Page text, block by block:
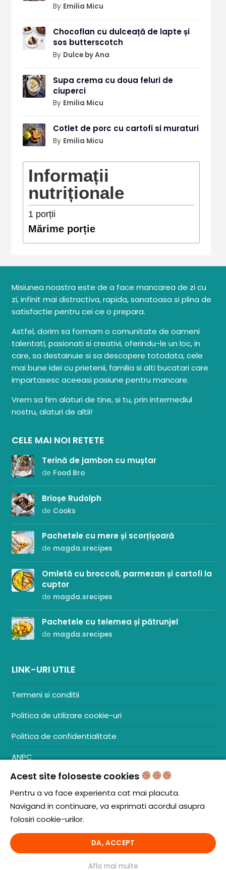
By Emilia Micu
Chocoflan cu dulceață de lapte și
sos butterscotch
By Dulce by Ana
Supa crema cu doua feluri de
ciuperci
By Emilia Micu
Cotlet de porc cu cartofi si muraturi
By Emilia Micu
Informații
nutriționale
1porții
Mărime porție
Misiunea noastra este de a face mancarea de zi cu
zi, infinit mai distractiva, rapida, sanatoasa si plina de
satisfactie pentru cei ce o prepara.
Astfel, dorim sa formam o comunitate de oameni
talentati, pasionati si creativi, oferindu-le un loc, in
care, sa destainuie si sa descopere totodata, cele
mai bune idei cu prietenii, familia si alti bucatari care
impartasesc aceeasi pasiune pentru mancare.
Vrem sa fim alaturi de tine, si tu, prin intermediul
nostru, alaturi de altii!
CELE MAI NOI RETETE
Terină de jambon cu muștar
de Food Bro
Brioșe Rudolph
de Cooks
Pachetele cu mere și scorțișoară
de magda.srecipes
Omletă cu broccoli, parmezan și cartofi la
cuptor
de magda.srecipes
Pachetele cu telemea și pătrunjel
de magda.srecipes
LINK-URI UTILE
Termeni si conditii
Politica de utilizare cookie-uri
Politica de confidentialitate
ANPC
Contact
S.C. ZENCOM MEDIA GROUP SRL
J20/1379/2017
© iCooking.ro. Toate drepturile rezervate.
Acest site foloseste cookies
Pentru a va face experienta cat mai placuta.
Navigand in continuare, va exprimati acordul asupra
folosiri cookie-urilor.
DA, ACCEPT
Afla mai multe